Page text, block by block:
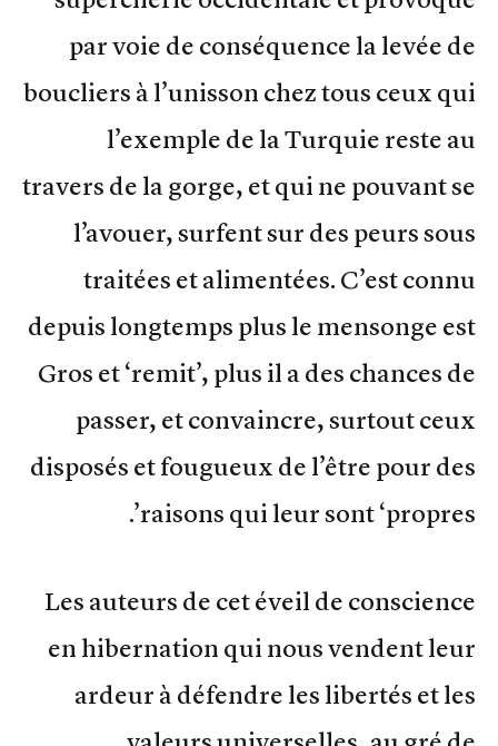
par voie de conséquence la levée de
boucliers à l’unisson chez tous ceux qui
l’exemple de la Turquie reste au
travers de la gorge, et qui ne pouvant se
l’avouer, surfent sur des peurs sous
traitées et alimentées. C’est connu
depuis longtemps plus le mensonge est
Gros et ‘remit’, plus il a des chances de
passer, et convaincre, surtout ceux
disposés et fougueux de l’être pour des
raisons qui leur sont ‘propres’.
Les auteurs de cet éveil de conscience
en hibernation qui nous vendent leur
ardeur à défendre les libertés et les